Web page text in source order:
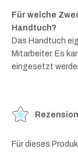
Für welche
Handtuch?
Das Handtuch
Mitarbeiter. Es
eingesetzt
Für dieses